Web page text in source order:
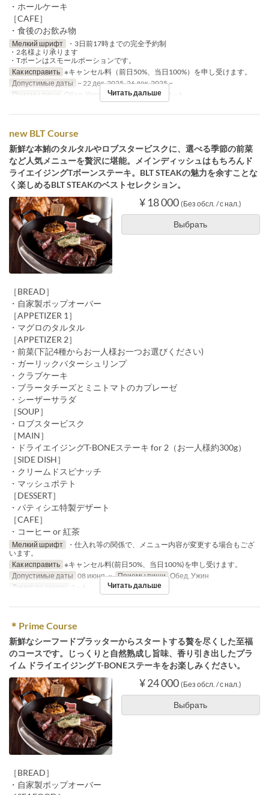
・ホールケーキ
［CAFE］
・食後のお飲み物
Мелкий шрифт
・3日前17時までの完全予約制
・2名様より承ります
・Tボーンはスモールポーションです。
Как исправить ※キャンセル料（前日50%、当日100%）を申し受けます。
Допустимые даты ~ 22 дек. 2025, 26 дек. 2025 ~
Приемы пищи Обед, Ужин Лимит по заказу 2 ~ 6
Читать дальше
new BLT Course
新鮮な本鮪のタルタルやロブスタービスクに、選べる季節の前菜
など人気メニューを贅沢に堪能。メインディッシュはもちろんド
ライエイジングTボーンステーキ。BLT STEAKの魅力を余すことな
く楽しめるBLT STEAKのベストセレクション。
¥ 18 000 (Без обсл. / с нал.)
Выбрать
［BREAD］
・自家製ポップオーバー
［APPETIZER 1］
・マグロのタルタル
［APPETIZER 2］
・前菜(下記4種からお一人様お一つお選びください)
・ガーリックバターシュリンプ
・クラブケーキ
・ブラータチーズとミニトマトのカプレーゼ
・シーザーサラダ
［SOUP］
・ロブスタービスク
［MAIN］
・ドライエイジングT-BONEステーキ for 2（お一人様約300g）
［SIDE DISH］
・クリームドスピナッチ
・マッシュポテト
［DESSERT］
・パティシエ特製デザート
［CAFE］
・コーヒー or 紅茶
Мелкий шрифт
・仕入れ等の関係で、メニュー内容が変更する場合もござ
います。
Как исправить ※キャンセル料(前日50%、当日100%)を申し受けます。
Допустимые даты 08 июня. ~ Приемы пищи Обед, Ужин
Лимит по заказу 2 ~ 6 Читать дальше
＊Prime Course
新鮮なシーフードプラッターからスタートする贅を尽くした至福
のコースです。じっくりと自然熟成し旨味、香り引き出したプラ
イム ドライエイジング T-BONEステーキをお楽しみください。
¥ 24 000 (Без обсл. / с нал.)
Выбрать
［BREAD］
・自家製ポップオーバー